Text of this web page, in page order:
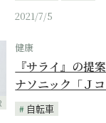
2021/7/5
健康
『サライ』の提
ナソニック「Ｊ
自転車